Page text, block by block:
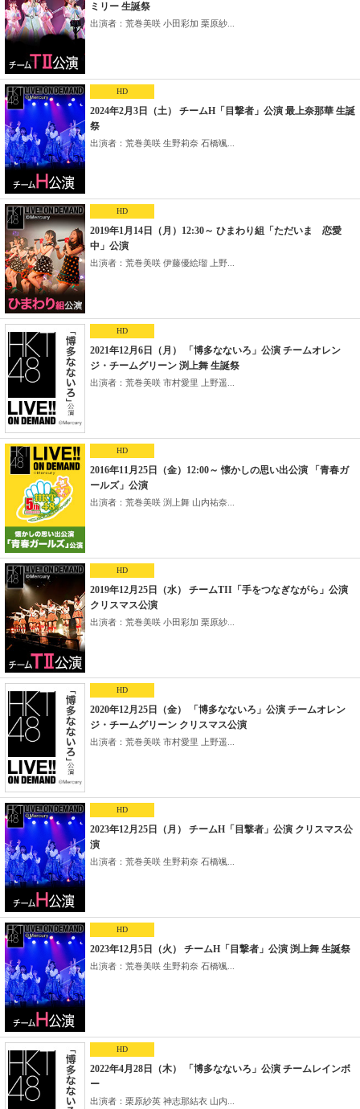
ミリー 生誕祭
出演者：荒巻美咲 小田彩加 栗原紗...
HD
2024年2月3日（土） チームH「目撃者」公演 最上奈那華 生誕
祭
出演者：荒巻美咲 生野莉奈 石橋颯...
HD
2019年1月14日（月）12:30～ ひまわり組「ただいま 恋愛
中」公演
出演者：荒巻美咲 伊藤優絵瑠 上野...
HD
2021年12月6日（月） 「博多なないろ」公演 チームオレン
ジ・チームグリーン 渕上舞 生誕祭
出演者：荒巻美咲 市村愛里 上野遥...
HD
2016年11月25日（金）12:00～ 懐かしの思い出公演 「青春ガ
ールズ」公演
出演者：荒巻美咲 渕上舞 山内祐奈...
HD
2019年12月25日（水） チームTII「手をつなぎながら」公演
クリスマス公演
出演者：荒巻美咲 小田彩加 栗原紗...
HD
2020年12月25日（金） 「博多なないろ」公演 チームオレン
ジ・チームグリーン クリスマス公演
出演者：荒巻美咲 市村愛里 上野遥...
HD
2023年12月25日（月） チームH「目撃者」公演 クリスマス公
演
出演者：荒巻美咲 生野莉奈 石橋颯...
HD
2023年12月5日（火） チームH「目撃者」公演 渕上舞 生誕祭
出演者：荒巻美咲 生野莉奈 石橋颯...
HD
2022年4月28日（木） 「博多なないろ」公演 チームレインボ
ー
出演者：栗原紗英 神志那結衣 山内...